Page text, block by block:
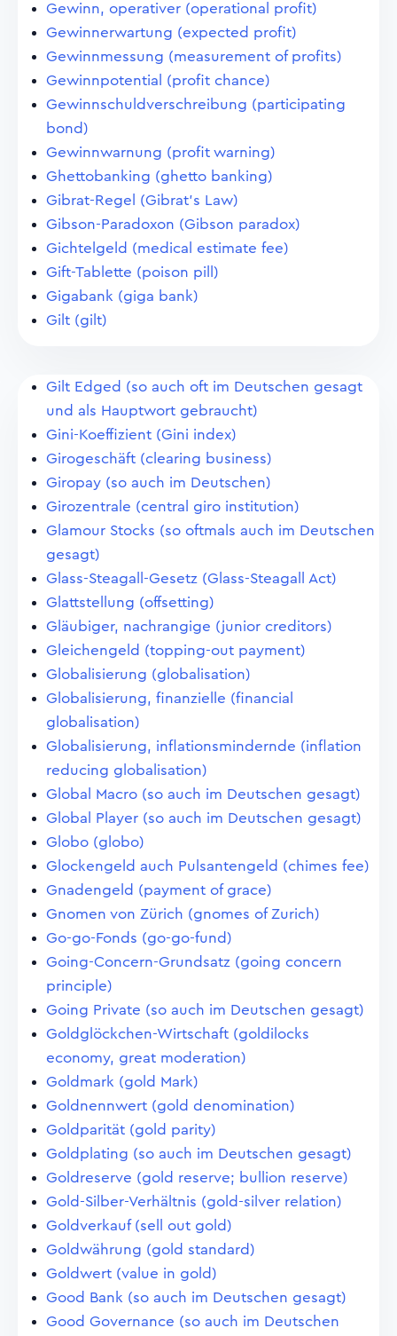
Gewinn, operativer (operational profit)
Gewinnerwartung (expected profit)
Gewinnmessung (measurement of profits)
Gewinnpotential (profit chance)
Gewinnschuldverschreibung (participating
bond)
Gewinnwarnung (profit warning)
Ghettobanking (ghetto banking)
Gibrat-Regel (Gibrat's Law)
Gibson-Paradoxon (Gibson paradox)
Gichtelgeld (medical estimate fee)
Gift-Tablette (poison pill)
Gigabank (giga bank)
Gilt (gilt)
Gilt Edged (so auch oft im Deutschen gesagt
und als Hauptwort gebraucht)
Gini-Koeffizient (Gini index)
Girogeschäft (clearing business)
Giropay (so auch im Deutschen)
Girozentrale (central giro institution)
Glamour Stocks (so oftmals auch im Deutschen
gesagt)
Glass-Steagall-Gesetz (Glass-Steagall Act)
Glattstellung (offsetting)
Gläubiger, nachrangige (junior creditors)
Gleichengeld (topping-out payment)
Globalisierung (globalisation)
Globalisierung, finanzielle (financial
globalisation)
Globalisierung, inflationsmindernde (inflation
reducing globalisation)
Global Macro (so auch im Deutschen gesagt)
Global Player (so auch im Deutschen gesagt)
Globo (globo)
Glockengeld auch Pulsantengeld (chimes fee)
Gnadengeld (payment of grace)
Gnomen von Zürich (gnomes of Zurich)
Go-go-Fonds (go-go-fund)
Going-Concern-Grundsatz (going concern
principle)
Going Private (so auch im Deutschen gesagt)
Goldglöckchen-Wirtschaft (goldilocks
economy, great moderation)
Goldmark (gold Mark)
Goldnennwert (gold denomination)
Goldparität (gold parity)
Goldplating (so auch im Deutschen gesagt)
Goldreserve (gold reserve; bullion reserve)
Gold-Silber-Verhältnis (gold-silver relation)
Goldverkauf (sell out gold)
Goldwährung (gold standard)
Goldwert (value in gold)
Good Bank (so auch im Deutschen gesagt)
Good Governance (so auch im Deutschen